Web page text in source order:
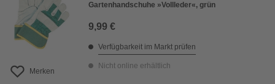
Merken
Gartenhandschuhe »Vollleder«, grün
9,99 €
Verfügbarkeit im Markt prüfen
Nicht online erhältlich